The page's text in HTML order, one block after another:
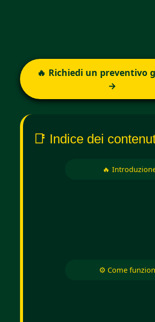
🔥 Richiedi un preventivo
→
📑 Indice dei
🔥
⚙️ Come